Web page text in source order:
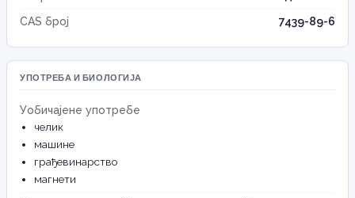
CAS број
7439-89-6
УПОТРЕБА И БИОЛОГИЈА
Уобичајене употребе
челик
машине
грађевинарство
магнети